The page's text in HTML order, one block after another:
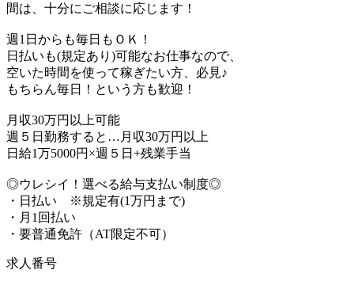
間は、十分にご相談に応じます！
週1日からも毎日もＯＫ！
日払いも(規定あり)可能なお仕事なので、
空いた時間を使って稼ぎたい方、必見♪
もちらん毎日！という方も歓迎！
月収30万円以上可能
週５日勤務すると…月収30万円以上
日給1万5000円×週５日+残業手当
◎ウレシイ！選べる給与支払い制度◎
・日払い ※規定有(1万円まで)
・月1回払い
・要普通免許（AT限定不可）
求人番号